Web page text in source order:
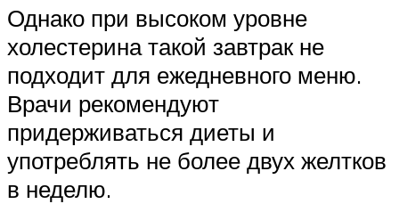
Однако при высоком уровне
холестерина такой завтрак не
подходит для ежедневного меню.
Врачи рекомендуют
придерживаться диеты и
употреблять не более двух желтков
в неделю.